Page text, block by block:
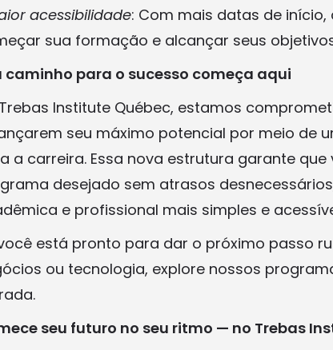
acessibilidade: Com mais datas de
sua formação e alcançar seus
caminho para o sucesso começa aqui
Institute Québec, estamos
seu máximo potencial por meio de
a carreira. Essa nova estrutura garante
desejado sem atrasos
e profissional mais simples e
está pronto para dar o próximo passo
ou tecnologia, explore nossos
seu futuro no seu ritmo — no Trebas